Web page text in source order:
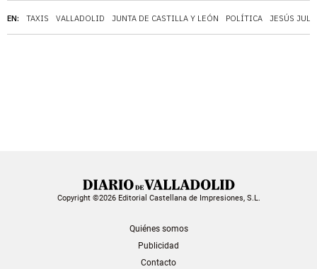
EN: TAXIS VALLADOLID JUNTA DE CASTILLA Y LEÓN POLÍTICA JESÚS
Copyright ©2026 Editorial Castellana de Impresiones, S.L.
Quiénes somos
Publicidad
Contacto